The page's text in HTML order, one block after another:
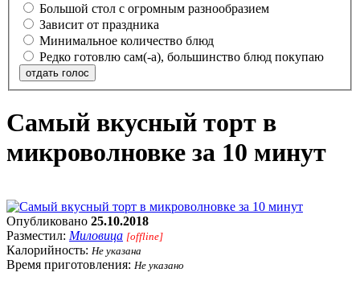
Большой стол с огромным разнообразием
Зависит от праздника
Минимальное количество блюд
Редко готовлю сам(-а), большинство блюд покупаю
отдать голос
Самый вкусный торт в
микроволновке за 10 минут
Опубликовано 25.10.2018
Разместил: Миловица [offline]
Калорийность: Не указана
Время приготовления: Не указано